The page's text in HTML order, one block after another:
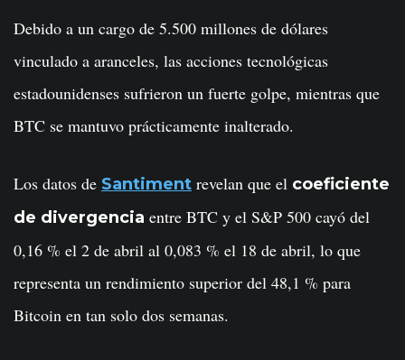
Debido a un cargo de 5.500 millones de dólares
vinculado a aranceles, las acciones tecnológicas
estadounidenses sufrieron un fuerte golpe, mientras que
BTC se mantuvo prácticamente inalterado.
Los datos de Santiment revelan que el coeficiente
de divergencia entre BTC y el S&P 500 cayó del
0,16 % el 2 de abril al 0,083 % el 18 de abril, lo que
representa un rendimiento superior del 48,1 % para
Bitcoin en tan solo dos semanas.